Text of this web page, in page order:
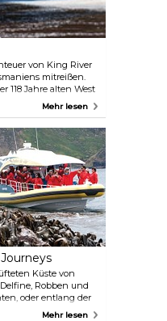
von King River
mitreißen.
118 Jahre alten West
einzigem
an Bord fährt der
und
Dubbil Barril, wo
nimmt. Hier
wenn
des mächtigen King
wie das
Wasser ruhig ist,
über die
Mehr lesen
Küste von
Robben und
oder entlang der
die höchsten
Mehr lesen